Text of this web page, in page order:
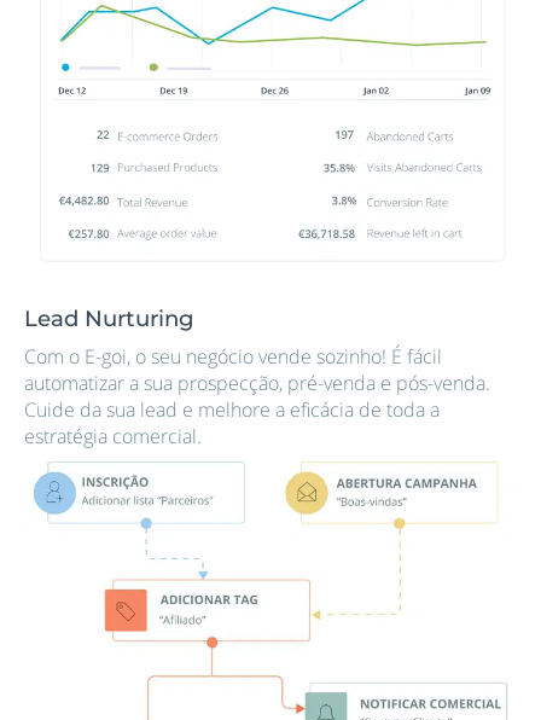
Lead Nurturing
Com o E-goi, o seu negócio vende sozinho! É fácil
automatizar a sua prospecção, pré-venda e pós-venda.
Cuide da sua lead e melhore a eficácia de toda a
estratégia comercial.